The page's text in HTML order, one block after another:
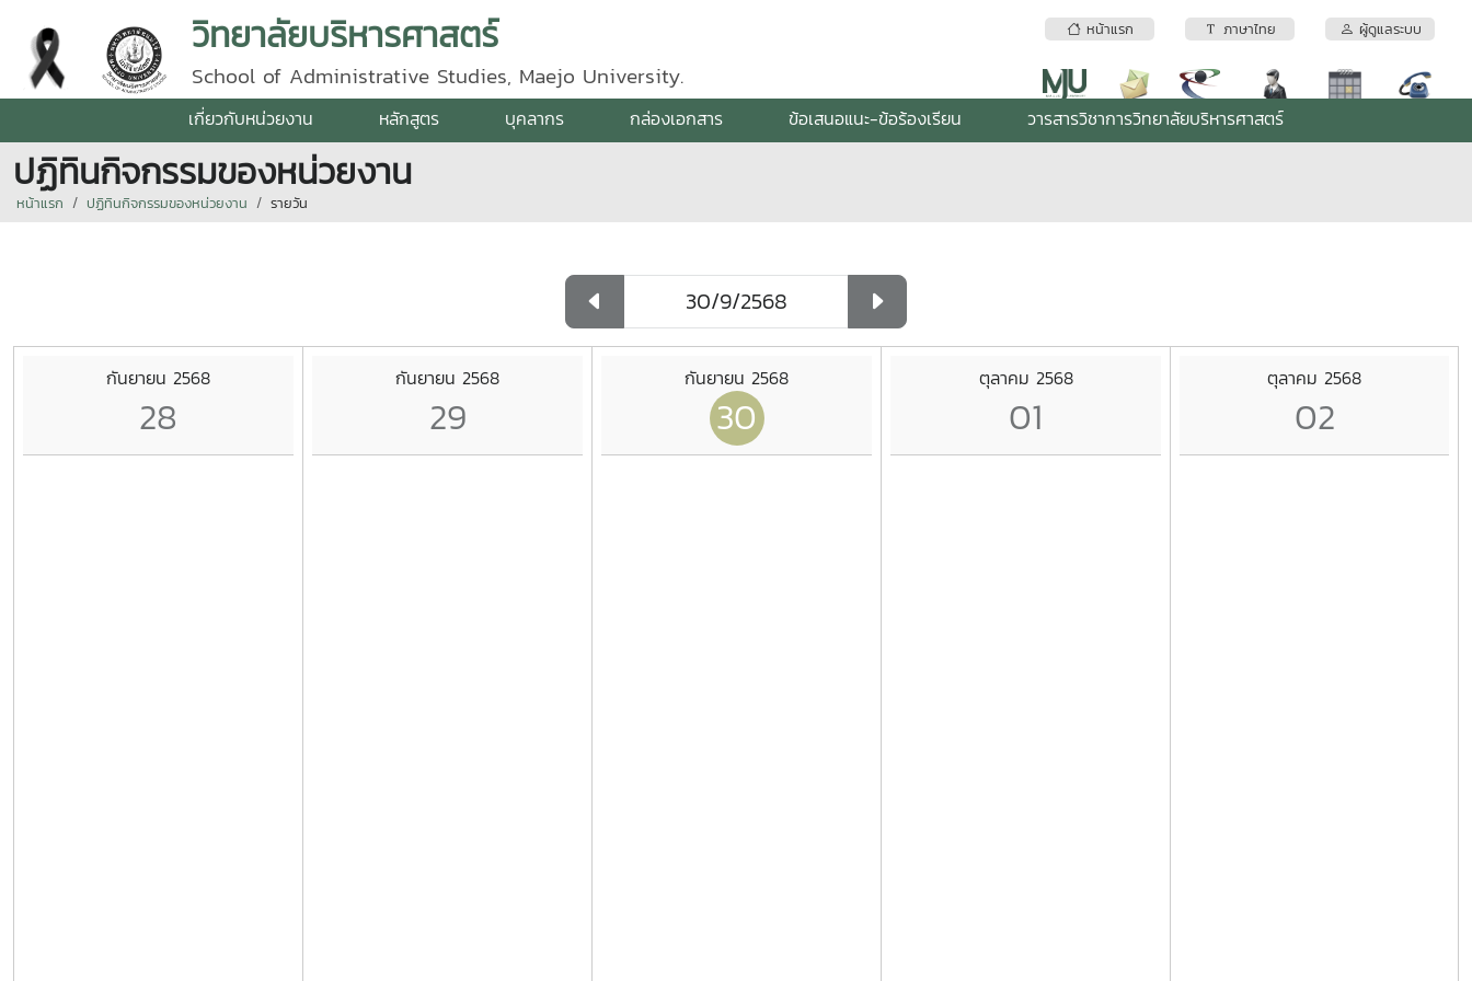
หน้าแรก ภาษาไทย ผู้ดูแลระบบ
วิทยาลัยบริหารศาสตร์
School of Administrative Studies, Maejo University.
เกี่ยวกับหน่วยงาน หลักสูตร บุคลากร กล่องเอกสาร ข้อเสนอแนะ-ข้อร้องเรียน วารสารวิชาการวิทยาลัยบริหารศาสตร์
ปฏิทินกิจกรรมของหน่วยงาน
หน้าแรก ปฏิทินกิจกรรมของหน่วยงาน รายวัน
กันยายน 2568
28
กันยายน 2568
29
กันยายน 2568
30
ตุลาคม 2568
01
ตุลาคม 2568
02